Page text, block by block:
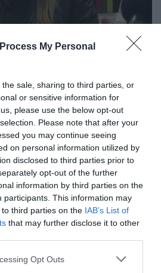
My Personal
sale, sharing to third parties, or
or sensitive information for
please use the below opt-out
Please note that after your
you may continue seeing
on personal information utilized by
disclosed to third parties prior to
opt-out of the further
information by third parties on the
participants. This information may
third parties on the IAB’s List of
that may further disclose it to other
app uses one or more Google
Opt Outs
Εύα Καϊλή και το Qatar
– Τα μοιραία
τους άλλους